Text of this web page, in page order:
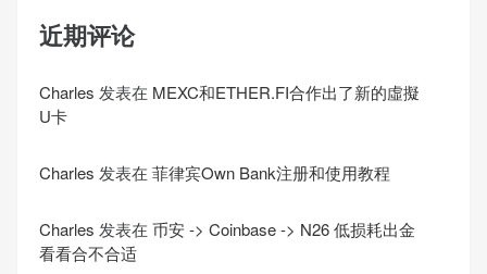
近期评论
Charles 发表在 MEXC和ETHER.FI合作出了新的虛擬
U卡
Charles 发表在 菲律宾Own Bank注册和使用教程
Charles 发表在 币安 -> Coinbase -> N26 低损耗出金
看看合不合适